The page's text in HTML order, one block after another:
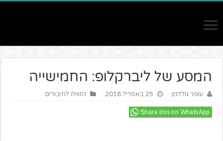
המסע של ליברקלופ: החמישייה
עופר גולדמן 25 באפריל 2018 הזווית לחיבורים
Share this on WhatsApp